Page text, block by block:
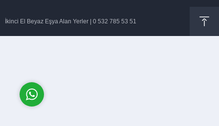
İkinci El Beyaz Eşya Alan Yerler | 0 532 785 53 51